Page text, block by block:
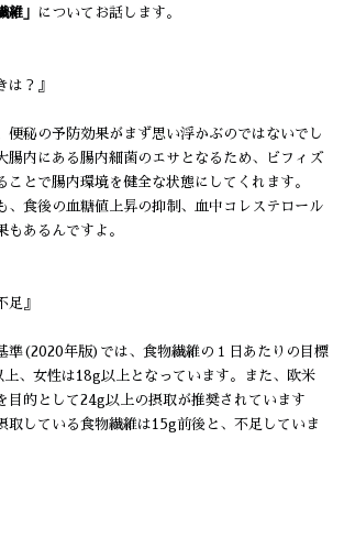
維」 についてお話します。
は？』
秘の予防効果がまず思い浮かぶのではないでし
腸内にある腸内細菌のエサとなるため、ビフィズ
ことで腸内環境を健全な状態にしてくれます。
、食後の血糖値上昇の抑制、血中コレステロール
もあるんですよ。
足』
準(2020年版)では、食物繊維の１日あたりの目標
上、女性は18g以上となっています。また、欧米
目的として24g以上の摂取が推奨されています
取している食物繊維は15g前後と、不足していま